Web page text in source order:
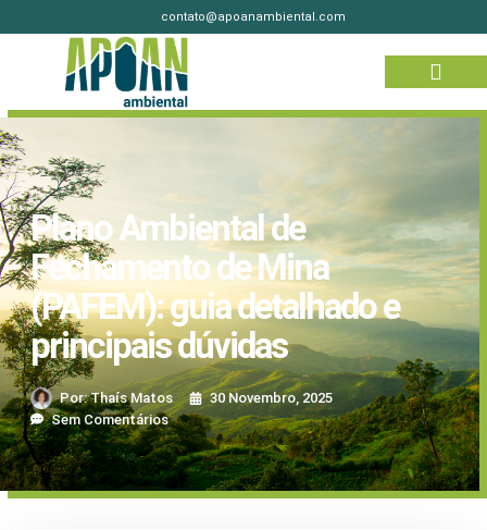
contato@apoanambiental.com
Plano Ambiental de
Fechamento de Mina
(PAFEM): guia detalhado e
principais dúvidas
Por:Thaís Matos
30 Novembro, 2025
Sem Comentários